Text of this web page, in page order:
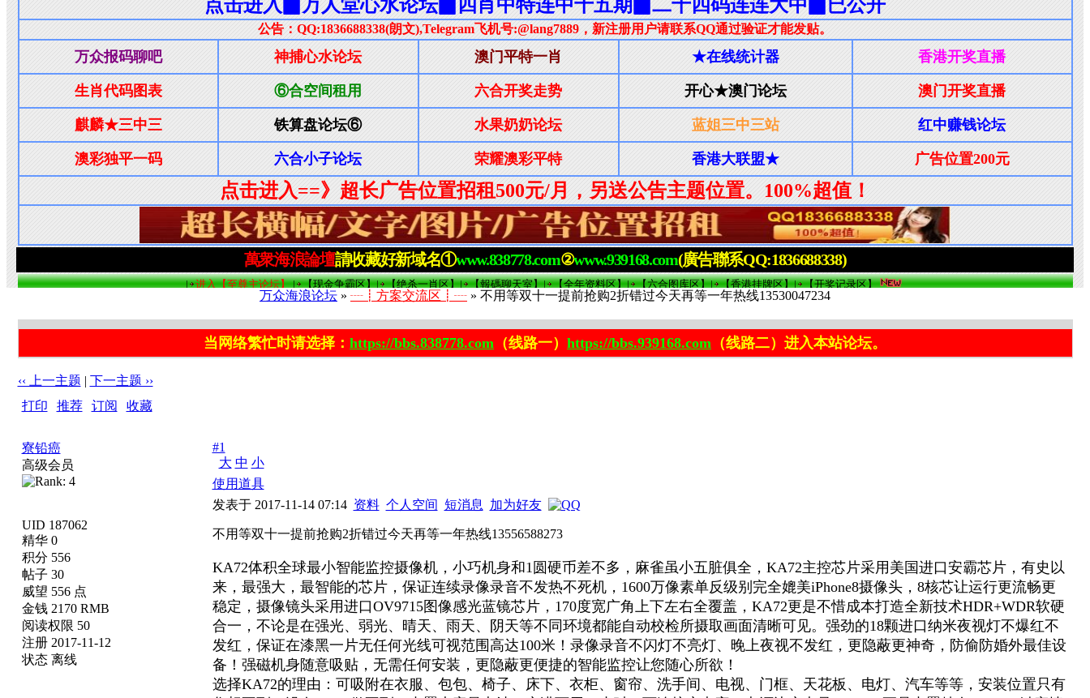
万众海浪论坛 » ┈┋方案交流区┋┈ » 不用等双十一提前抢购2折错过今天再等一年热线13530047234
当网络繁忙时请选择： https://bbs.838778.com （线路一） https://bbs.939168.com （线路二）进入本站论坛。
‹‹ 上一主题 | 下一主题 ››
打印
推荐| 订阅
收藏
寮铅癌
高级会员
UID 187062
精华 0
积分 556
帖子 30
威望 556 点
金钱 2170 RMB
阅读权限 50
注册 2017-11-12
状态 离线
#1
大 中 小
使用道具
发表于 2017-11-14 07:14 资料 个人空间 短消息 加为好友
不用等双十一提前抢购2折错过今天再等一年热线13556588273
KA72体积全球最小智能监控摄像机，小巧机身和1圆硬币差不多，麻雀虽小五脏俱全，KA72主控芯片采用美国进口安霸芯片，有史以
来，最强大，最智能的芯片，保证连续录像录音不发热不死机，1600万像素单反级别完全媲美iPhone8摄像头，8核芯让运行更流畅更
稳定，摄像镜头采用进口OV9715图像感光蓝镜芯片，170度宽广角上下左右全覆盖，KA72更是不惜成本打造全新技术HDR+WDR软硬
合一，不论是在强光、弱光、晴天、雨天、阴天等不同环境都能自动校检所摄取画面清晰可见。强劲的18颗进口纳米夜视灯不爆红不
发红，保证在漆黑一片无任何光线可视范围高达100米！录像录音不闪灯不亮灯、晚上夜视不发红，更隐蔽更神奇，防偷防婚外最佳设
备！强磁机身随意吸贴，无需任何安装，更隐蔽更便捷的智能监控让您随心所欲！
选择KA72的理由：可吸附在衣服、包包、椅子、床下、衣柜、窗帘、洗手间、电视、门框、天花板、电灯、汽车等等，安装位置只有